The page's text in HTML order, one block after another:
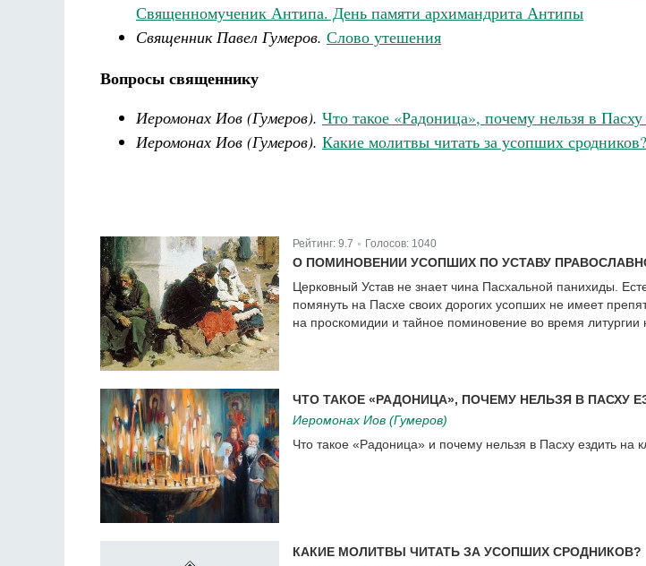
Священномученик Антипа. День памяти архимандрита Антипы
Священник Павел Гумеров. Слово утешения
Вопросы священнику
Иеромонах Иов (Гумеров). Что такое «Радоница», почему нельзя в
Иеромонах Иов (Гумеров). Какие молитвы читать за усопших сродников?
Рейтинг: 9.7 Голосов: 1040
О ПОМИНОВЕНИИ УСОПШИХ ПО УСТАВУ
Церковный Устав не знает чина Пасхальной панихиды.
помянуть на Пасхе своих дорогих усопших не имеет
на проскомидии и тайное поминовение во время литургии
ЧТО ТАКОЕ «РАДОНИЦА», ПОЧЕМУ НЕЛЬЗЯ В ПАСХУ
Иеромонах Иов (Гумеров)
Что такое «Радоница» и почему нельзя в Пасху ездить на
КАКИЕ МОЛИТВЫ ЧИТАТЬ ЗА УСОПШИХ СРОДНИКОВ?